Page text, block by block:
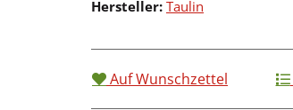
Hersteller: Taulin
Auf Wunschzettel